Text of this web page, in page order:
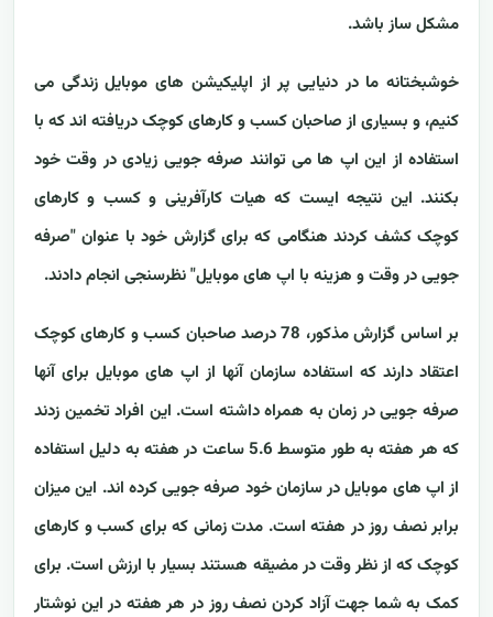
مشکل ساز باشد.
خوشبختانه ما در دنیایی پر از اپلیکیشن های موبایل زندگی می
کنیم، و بسیاری از صاحبان کسب و کارهای کوچک دریافته اند که با
استفاده از این اپ ها می توانند صرفه جویی زیادی در وقت خود
بکنند. این نتیجه ایست که هیات کارآفرینی و کسب و کارهای
کوچک کشف کردند هنگامی که برای گزارش خود با عنوان "صرفه
جویی در وقت و هزینه با اپ های موبایل" نظرسنجی انجام دادند.
بر اساس گزارش مذکور، 78 درصد صاحبان کسب و کارهای کوچک
اعتقاد دارند که استفاده سازمان آنها از اپ های موبایل برای آنها
صرفه جویی در زمان به همراه داشته است. این افراد تخمین زدند
که هر هفته به طور متوسط 5.6 ساعت در هفته به دلیل استفاده
از اپ های موبایل در سازمان خود صرفه جویی کرده اند. این میزان
برابر نصف روز در هفته است. مدت زمانی که برای کسب و کارهای
کوچک که از نظر وقت در مضیقه هستند بسیار با ارزش است. برای
کمک به شما جهت آزاد کردن نصف روز در هر هفته در این نوشتار